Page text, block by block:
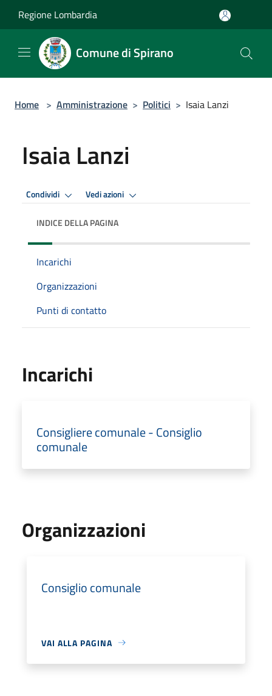
Regione Lombardia
Comune di Spirano
Home > Amministrazione > Politici > Isaia Lanzi
Isaia Lanzi
Condividi Vedi azioni
INDICE DELLA PAGINA
Incarichi
Organizzazioni
Punti di contatto
Incarichi
Consigliere comunale - Consiglio
comunale
Organizzazioni
Consiglio comunale
VAI ALLA PAGINA